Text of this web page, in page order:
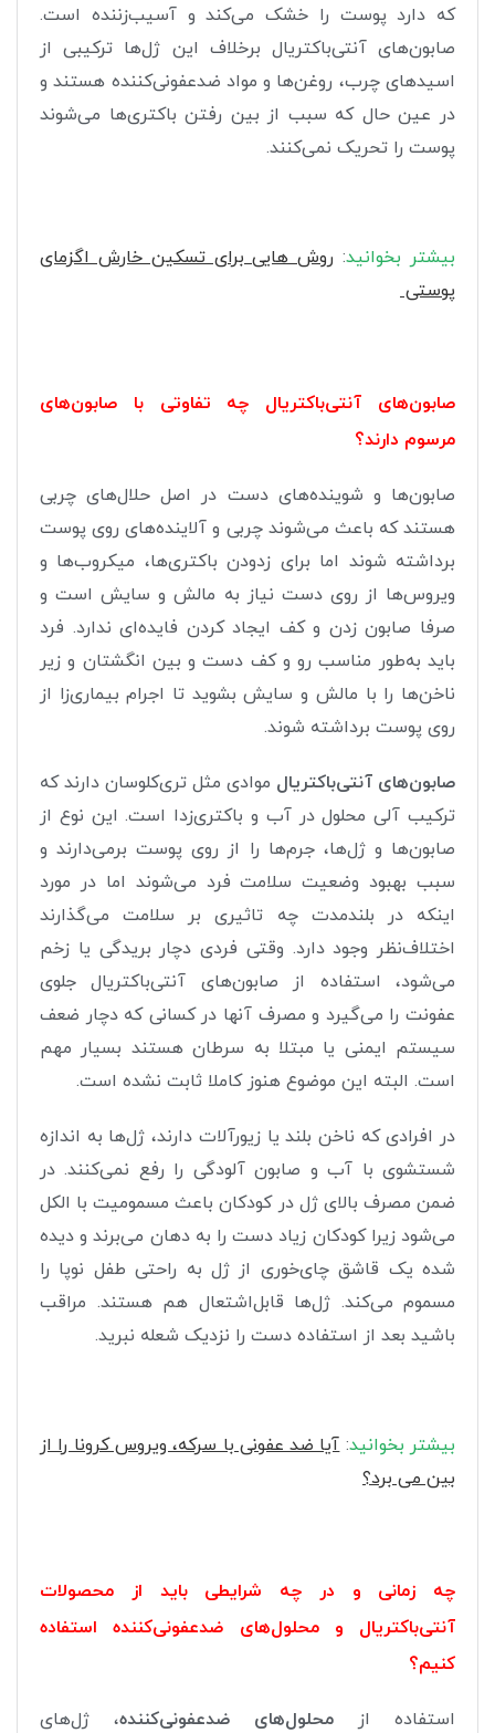
که دارد پوست را خشک می‌کند و آسیب‌زننده است.
صابون‌های آنتی‌باکتریال برخلاف این ژل‌ها ترکیبی از
اسیدهای چرب، روغن‌ها و مواد ضدعفونی‌‌کننده هستند و
در عین حال که سبب از بین رفتن باکتری‌ها می‌شوند
پوست را تحریک نمی‌کنند.
بیشتر بخوانید: روش هایی برای تسکین خارش اگزمای
پوستی
صابون‌های آنتی‌‌باکتریال چه تفاوتی با صابون‌های
مرسوم دارند؟
صابون‌ها و شوینده‌های دست در اصل حلال‌های چربی
هستند که باعث می‌شوند چربی و آلاینده‌های روی پوست
برداشته شوند اما برای زدودن باکتری‌ها، میکروب‌ها و
ویروس‌ها از روی دست نیاز به مالش و سایش است و
صرفا صابون زدن و کف ایجاد کردن فایده‌ای ندارد. فرد
باید به‌طور مناسب رو و کف دست و بین انگشتان و زیر
ناخن‌ها را با مالش و سایش بشوید تا اجرام بیماری‌زا از
روی پوست برداشته شوند.
صابون‌های آنتی‌‌باکتریال موادی مثل تری‌کلوسان دارند که
ترکیب آلی محلول در آب و باکتری‌زدا است. این نوع از
صابون‌ها و ژل‌ها، جرم‌ها را از روی پوست برمی‌دارند و
سبب بهبود وضعیت سلامت فرد می‌شوند اما در مورد
اینکه در بلندمدت چه تاثیری بر سلامت می‌گذارند
اختلاف‌نظر وجود دارد. وقتی فردی دچار بریدگی یا زخم
می‌شود، استفاده از صابون‌های آنتی‌باکتریال جلوی
عفونت را می‌گیرد و مصرف آنها در کسانی که دچار ضعف
سیستم ایمنی یا مبتلا به سرطان هستند بسیار مهم
است. البته این موضوع هنوز کاملا ثابت نشده است.
در افرادی که ناخن بلند یا زیورآلات دارند، ژل‌ها به اندازه
شستشوی با آب و صابون آلودگی را رفع نمی‌کنند. در
ضمن مصرف بالای ژل در کودکان باعث مسمومیت با الکل
می‌شود زیرا کودکان زیاد دست را به دهان می‌برند و دیده
شده یک قاشق چای‌خوری از ژل به راحتی طفل نوپا را
مسموم می‌کند. ژل‌ها قابل‌اشتعال هم هستند. مراقب
باشید بعد از استفاده دست را نزدیک شعله نبرید.
بیشتر بخوانید:آیا ضد عفونی با سرکه، ویروس کرونا را از
بین می برد؟
چه زمانی و در چه شرایطی باید از محصولات
آنتی‌باکتریال و محلول‌های ضدعفونی‌کننده استفاده
کنیم؟
استفاده از محلول‌های ضدعفونی‌کننده، ژل‌های